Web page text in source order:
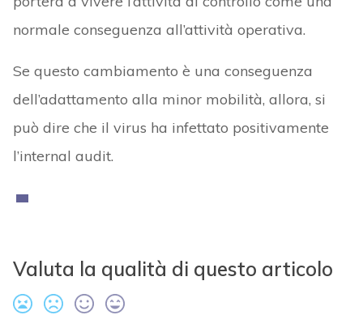
normale conseguenza all’attività operativa.
Se questo cambiamento è una conseguenza
dell’adattamento alla minor mobilità, allora, si
può dire che il virus ha infettato positivamente
l’internal audit.
Valuta la qualità di questo articolo